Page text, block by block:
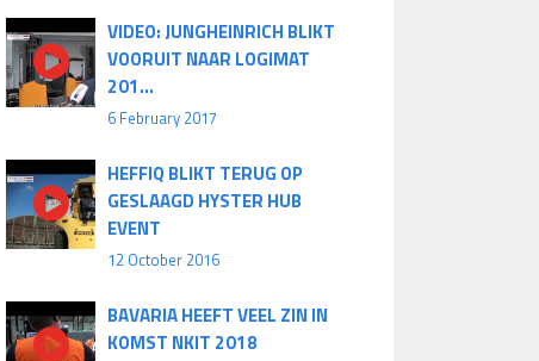
VIDEO: JUNGHEINRICH BLIKT
VOORUIT NAAR LOGIMAT
201...
6 February 2017
HEFFIQ BLIKT TERUG OP
GESLAAGD HYSTER HUB
EVENT
12 October 2016
BAVARIA HEEFT VEEL ZIN IN
KOMST NKIT 2018